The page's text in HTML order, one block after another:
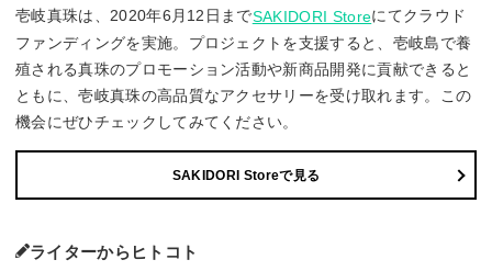
壱岐真珠は、2020年6月12日までSAKIDORI Storeにてクラウド
ファンディングを実施。プロジェクトを支援すると、壱岐島で養
殖される真珠のプロモーション活動や新商品開発に貢献できると
ともに、壱岐真珠の高品質なアクセサリーを受け取れます。この
機会にぜひチェックしてみてください。
SAKIDORI Storeで見る
ライターからヒトコト